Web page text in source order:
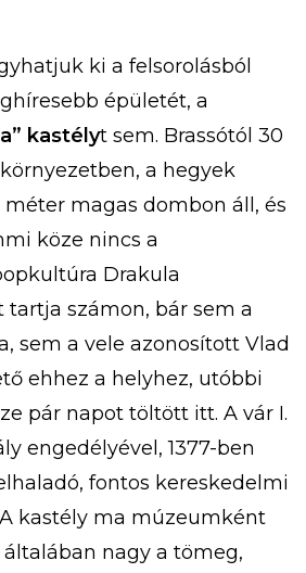
ki a felsorolásból
épületét, a
kastélyt sem. Brassótól 30
a hegyek
méter magas dombon áll, és
köze nincs a
Drakula
számon, bár sem a
sem a vele azonosított Vlad
ehhez a helyhez, utóbbi
pár napot töltött itt. A vár I.
engedélyével, 1377-ben
fontos kereskedelmi
kastély ma múzeumként
nagy a tömeg,